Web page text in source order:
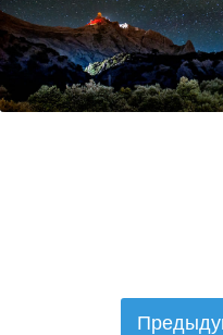
ПАГИНАЦИЯ